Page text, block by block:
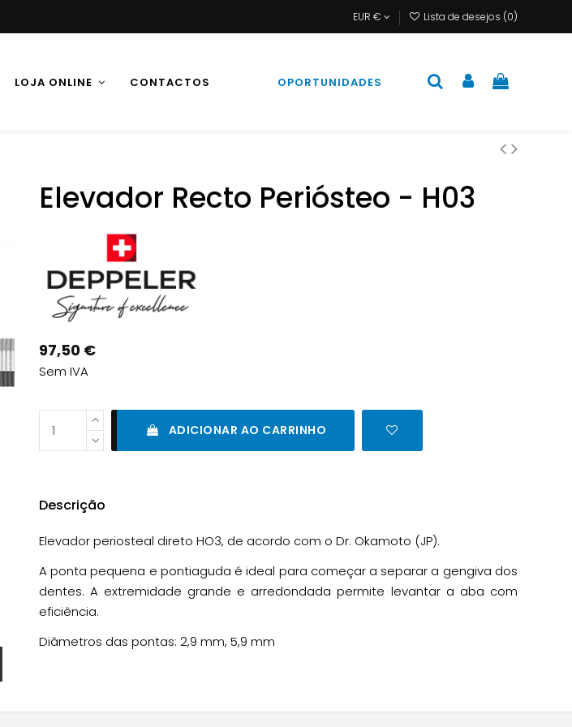
EUR € Lista de desejos (0)
LOJA ONLINE CONTACTOS OPORTUNIDADES
Elevador Recto Periósteo - H03
97,50 €
Sem IVA
ADICIONAR AO CARRINHO
Descrição
Elevador periosteal direto HO3, de acordo com o Dr. Okamoto (JP).
A ponta pequena e pontiaguda é ideal para começar a separar a gengiva dos
dentes. A extremidade grande e arredondada permite levantar a aba com
eficiência.
Diâmetros das pontas: 2,9 mm, 5,9 mm